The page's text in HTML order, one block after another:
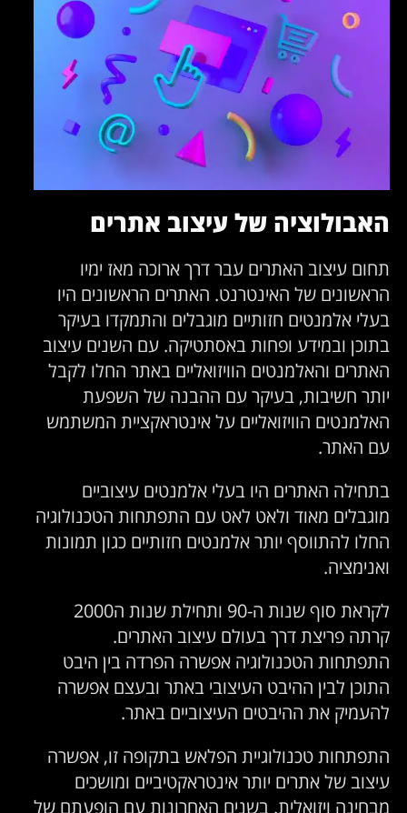
האבולוציה של עיצוב אתרים
תחום עיצוב האתרים עבר דרך ארוכה מאז ימיו
הראשונים של האינטרנט. האתרים הראשונים היו
בעלי אלמנטים חזותיים מוגבלים והתמקדו בעיקר
בתוכן ובמידע ופחות באסתטיקה. עם השנים עיצוב
האתרים והאלמנטים הוויזואליים באתר החלו לקבל
יותר חשיבות, בעיקר עם ההבנה של השפעת
האלמנטים הוויזואליים על אינטראקציית המשתמש
עם האתר.
בתחילה האתרים היו בעלי אלמנטים עיצוביים
מוגבלים מאוד ולאט לאט עם התפתחות הטכנולוגיה
החלו להתווסף יותר אלמנטים חזותיים כגון תמונות
ואנימציה.
לקראת סוף שנות ה-90 ותחילת שנות ה2000
קרתה פריצת דרך בעולם עיצוב האתרים.
התפתחות הטכנולוגיה אפשרה הפרדה בין היבט
התוכן לבין ההיבט העיצובי באתר ובעצם אפשרה
להעמיק את ההיבטים העיצוביים באתר.
התפתחות טכנולוגיית הפלאש בתקופה זו, אפשרה
עיצוב של אתרים יותר אינטראקטיביים ומושכים
מבחינה ויזואלית. בשנים האחרונות עם הופעתם של